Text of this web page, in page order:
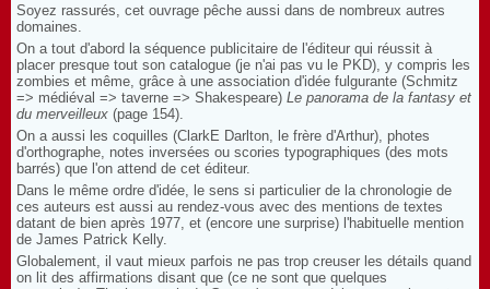
Soyez rassurés, cet ouvrage pêche aussi dans de nombreux autres
domaines.
On a tout d'abord la séquence publicitaire de l'éditeur qui réussit à
placer presque tout son catalogue (je n'ai pas vu le PKD), y compris les
zombies et même, grâce à une association d'idée fulgurante (Schmitz
=> médiéval => taverne => Shakespeare) Le panorama de la fantasy et
du merveilleux (page 154).
On a aussi les coquilles (ClarkE Darlton, le frère d'Arthur), photes
d'orthographe, notes inversées ou scories typographiques (des mots
barrés) que l'on attend de cet éditeur.
Dans le même ordre d'idée, le sens si particulier de la chronologie de
ces auteurs est aussi au rendez-vous avec des mentions de textes
datant de bien après 1977, et (encore une surprise) l'habituelle mention
de James Patrick Kelly.
Globalement, il vaut mieux parfois ne pas trop creuser les détails quand
on lit des affirmations disant que (ce ne sont que quelques